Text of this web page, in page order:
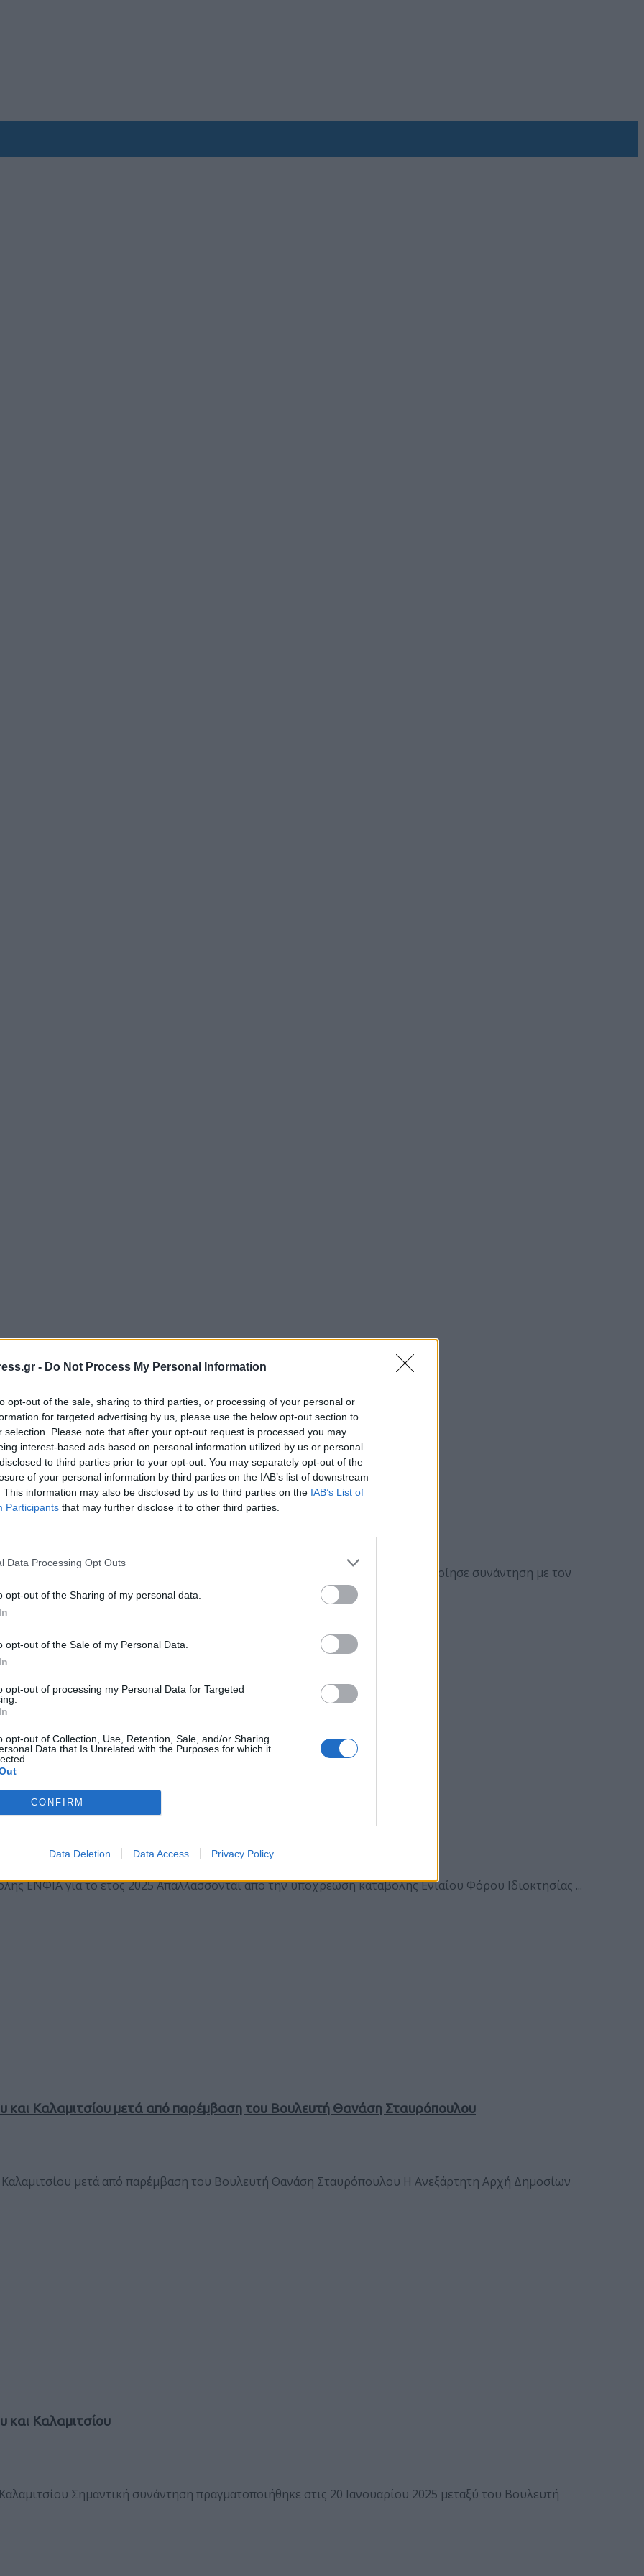
- Do Not Process My Personal Information
opt-out of the sale, sharing to third parties, or processing of your personal or
for targeted advertising by us, please use the below opt-out section to
selection. Please note that after your opt-out request is processed you may
interest-based ads based on personal information utilized by us or personal
to third parties prior to your opt-out. You may separately opt-out of the
of your personal information by third parties on the IAB’s list of downstream
This information may also be disclosed by us to third parties on the IAB’s List of
Participants that may further disclose it to other third parties.
Data Processing Opt Outs
opt-out of the Sharing of my personal data.
opt-out of the Sale of my Personal Data.
opt-out of processing my Personal Data for Targeted
opt-out of Collection, Use, Retention, Sale, and/or Sharing
Data that Is Unrelated with the Purposes for which it
CONFIRM
Data Deletion Data Access Privacy Policy
των Γρεβενών
των Γρεβενών Ο Βουλευτής Γρεβενών Αθανάσιος Σταυρόπουλος πραγματοποίησε συνάντηση με τον
ΕΝΦΙΑ για το έτος 2025
ΕΝΦΙΑ για το έτος 2025 Απαλλάσσονται από την υποχρέωση καταβολής Ενιαίου Φόρου Ιδιοκτησίας ...
και Καλαμιτσίου μετά από παρέμβαση του Βουλευτή Θανάση Σταυρόπουλου
μετά από παρέμβαση του Βουλευτή Θανάση Σταυρόπουλου Η Ανεξάρτητη Αρχή Δημοσίων
και Καλαμιτσίου
Σημαντική συνάντηση πραγματοποιήθηκε στις 20 Ιανουαρίου 2025 μεταξύ του Βουλευτή